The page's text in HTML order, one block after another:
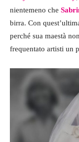
nientemeno che
birra. Con
perché sua maestà
frequentato artisti un